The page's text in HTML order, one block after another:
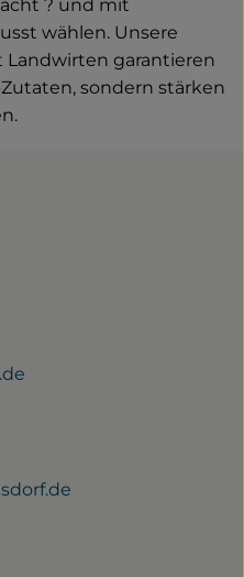
? und mit
wählen. Unsere
garantieren
sondern stärken